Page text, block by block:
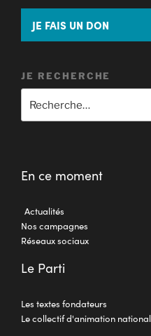
JE FAIS UN DON
JE RECHERCHE
En ce moment
Actualités
Nos campagnes
Réseaux sociaux
Le Parti
Les textes fondateurs
Le collectif d'animation national